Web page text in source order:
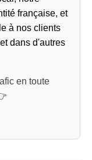
française, et
à nos clients
dans d'autres
en toute